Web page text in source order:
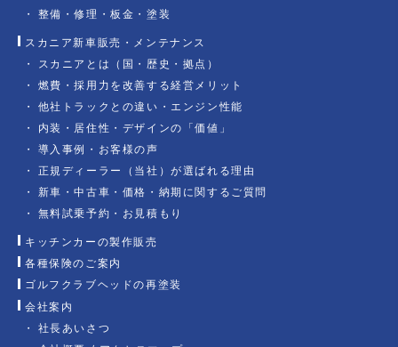
整備・修理・板金・塗装
スカニア新車販売・メンテナンス
スカニアとは（国・歴史・拠点）
燃費・採用力を改善する経営メリット
他社トラックとの違い・エンジン性能
内装・居住性・デザインの「価値」
導入事例・お客様の声
正規ディーラー（当社）が選ばれる理由
新車・中古車・価格・納期に関するご質問
無料試乗予約・お見積もり
キッチンカーの製作販売
各種保険のご案内
ゴルフクラブヘッドの再塗装
会社案内
社長あいさつ